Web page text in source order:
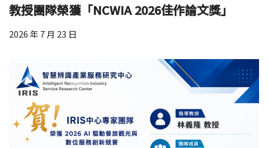
教授團隊榮獲「NCWIA 2026佳作論文獎」
2026 年 7 月 23 日